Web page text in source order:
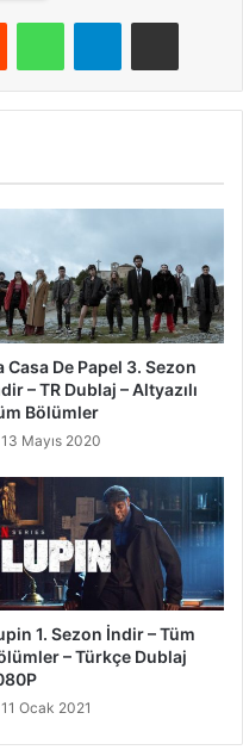
Reddit WhatsAppTelegramE-Posta ile paylaş
Casa De Papel 3. Sezon
– TR Dublaj – Altyazılı
Bölümler
13 Mayıs 2020
1. Sezon İndir – Tüm
– Türkçe Dublaj
11 Ocak 2021